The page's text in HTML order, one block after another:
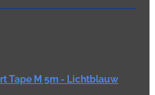
Tape M 5m - Lichtblauw